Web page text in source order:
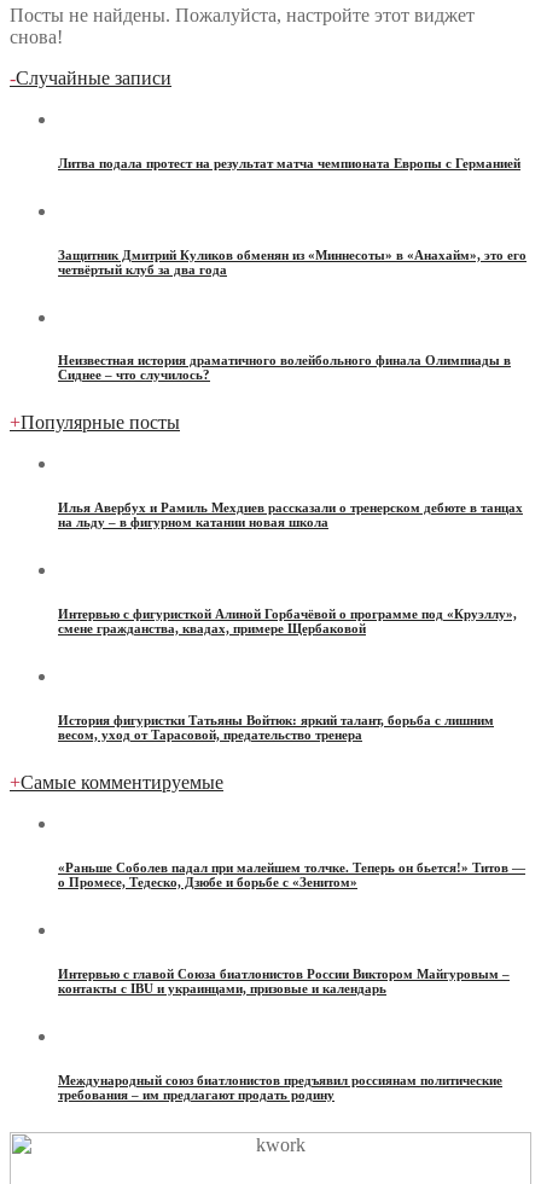
Посты не найдены. Пожалуйста, настройте этот виджет
снова!
-Случайные записи
Литва подала протест на результат матча чемпионата Европы с Германией
Защитник Дмитрий Куликов обменян из «Миннесоты» в «Анахайм», это его
четвёртый клуб за два года
Неизвестная история драматичного волейбольного финала Олимпиады в
Сиднее – что случилось?
+Популярные посты
Илья Авербух и Рамиль Мехдиев рассказали о тренерском дебюте в танцах
на льду – в фигурном катании новая школа
Интервью с фигуристкой Алиной Горбачёвой о программе под «Круэллу»,
смене гражданства, квадах, примере Щербаковой
История фигуристки Татьяны Войтюк: яркий талант, борьба с лишним
весом, уход от Тарасовой, предательство тренера
+Самые комментируемые
«Раньше Соболев падал при малейшем толчке. Теперь он бьется!» Титов —
о Промесе, Тедеско, Дзюбе и борьбе с «Зенитом»
Интервью с главой Союза биатлонистов России Виктором Майгуровым –
контакты с IBU и украинцами, призовые и календарь
Международный союз биатлонистов предъявил россиянам политические
требования – им предлагают продать родину